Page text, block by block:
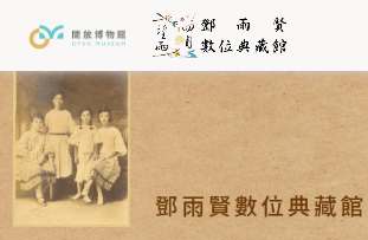
藏品
關於我們
Jump to Navigation
Jump to Main content